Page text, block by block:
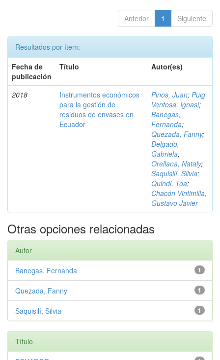
Anterior 1 Siguiente
Resultados por ítem:
Fecha de
publicación
Título Autor(es)
2018
Instrumentos económicos
para la gestión de
residuos de envases en
Ecuador
Pinos, Juan; Puig
Ventosa, Ignasi;
Banegas,
Fernanda;
Quezada, Fanny;
Delgado,
Gabriela;
Orellana, Nataly;
Saquisilí, Silvia;
Quindi, Toa;
Chacón Vintimilla,
Gustavo Javier
Otras opciones relacionadas
Autor
1
Banegas, Fernanda
1
Quezada, Fanny
1
Saquisilí, Silvia
Título